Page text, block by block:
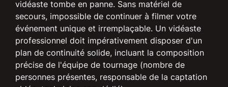
vidéaste tombe en panne. Sans matériel de
secours, impossible de continuer à filmer votre
événement unique et irremplaçable. Un vidéaste
professionnel doit impérativement disposer d'un
plan de continuité solide, incluant la composition
précise de l'équipe de tournage (nombre de
personnes présentes, responsable de la captation